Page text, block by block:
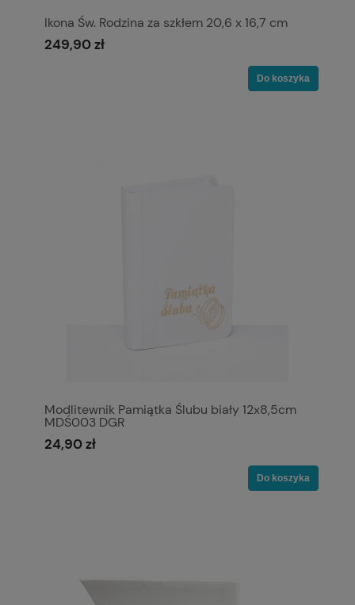
Ikona Św. Rodzina za szkłem 20,6 x 16,7 cm
249,90 zł
Do koszyka
Modlitewnik Pamiątka Ślubu biały 12x8,5cm
MDŚ003 DGR
24,90 zł
Do koszyka